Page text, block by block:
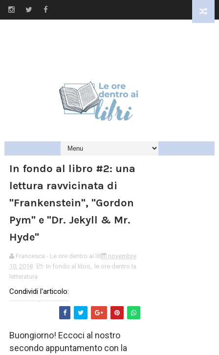
In fondo al libro #2: una
lettura ravvicinata di
"Frankenstein", "Gordon
Pym" e "Dr. Jekyll & Mr.
Hyde"
Francesca - Le ore dentro ai libri novembre
10, 2018
In fondo al libro,
le ore dentro la
letteratura
Condividi l'articolo:
Buongiorno! Eccoci al nostro
secondo appuntamento con la